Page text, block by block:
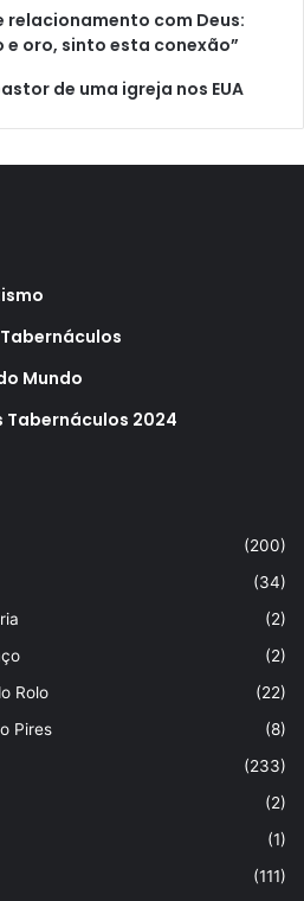
relacionamento com Deus:
e oro, sinto esta conexão”
de uma igreja nos EUA
Mundo
Tabernáculos 2024
(200)
(34)
(2)
(2)
Rolo
(22)
Pires
(8)
(233)
(2)
(1)
(111)